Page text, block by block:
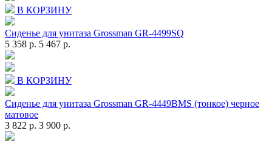
В КОРЗИНУ
Сиденье для унитаза Grossman GR-4499SQ
5 358 р. 5 467 р.
В КОРЗИНУ
Сиденье для унитаза Grossman GR-4449BMS (тонкое) черное
матовое
3 822 р. 3 900 р.